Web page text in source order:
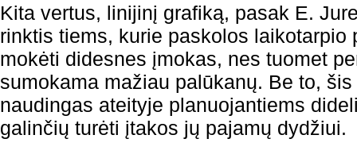
Kita vertus, linijinį grafiką, pasak E.
rinktis tiems, kurie paskolos laikotarpio
mokėti didesnes įmokas, nes tuomet
sumokama mažiau palūkanų. Be to,
naudingas ateityje planuojantiems
galinčių turėti įtakos jų pajamų dydžiui.